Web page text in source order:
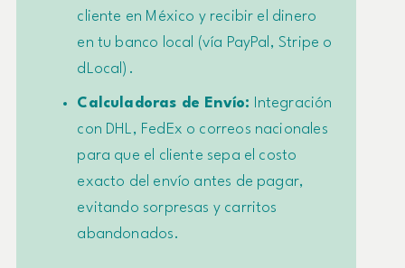
cliente en México y recibir el dinero
en tu banco local (vía PayPal, Stripe o
dLocal).
Calculadoras de Envío: Integración
con DHL, FedEx o correos nacionales
para que el cliente sepa el costo
exacto del envío antes de pagar,
evitando sorpresas y carritos
abandonados.